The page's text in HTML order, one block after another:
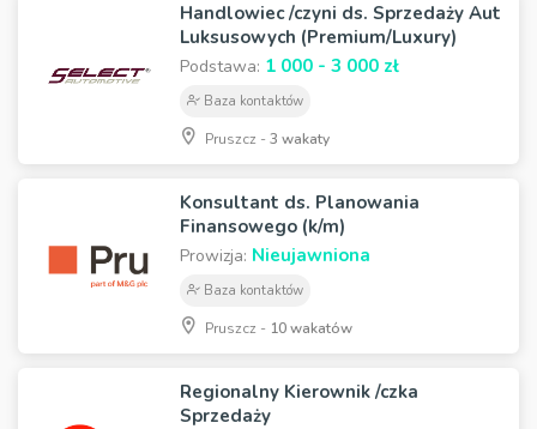
Handlowiec /czyni ds. Sprzedaży Aut
Luksusowych (Premium/Luxury)
Podstawa: 1 000 - 3 000 zł
Baza kontaktów
Pruszcz -3 wakaty
Konsultant ds. Planowania
Finansowego (k/m)
Prowizja: Nieujawniona
Baza kontaktów
Pruszcz - 10 wakatów
Regionalny Kierownik /czka
Sprzedaży